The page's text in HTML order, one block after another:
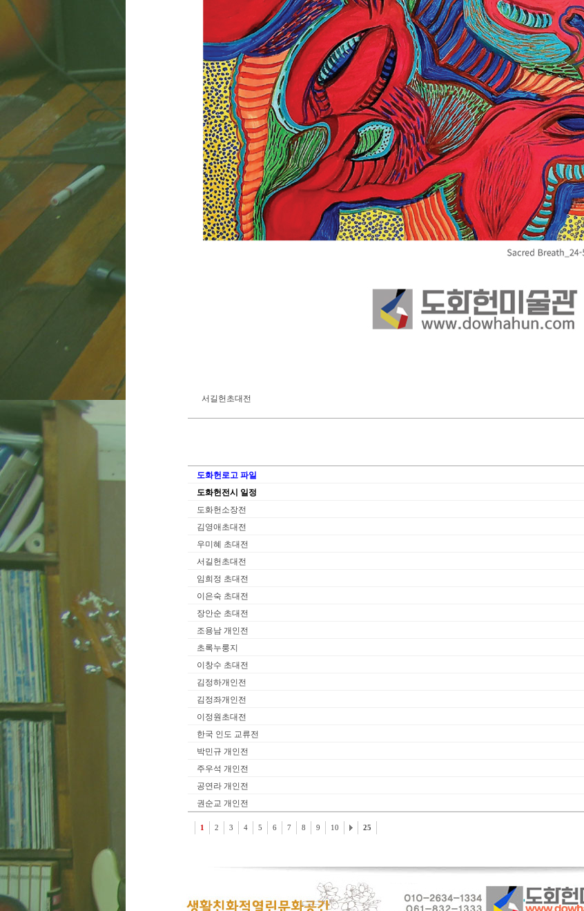
서길헌초대전
도화헌로고 파일
도화헌전시 일정
도화헌소장전
김영애초대전
우미혜 초대전
서길헌초대전
임희정 초대전
이은숙 초대전
장안순 초대전
조용남 개인전
초록누룽지
이창수 초대전
김정하개인전
김정좌개인전
이정원초대전
한국 인도 교류전
박민규 개인전
주우석 개인전
공연라 개인전
권순교 개인전
1 2 3 4 5 6 7 8 9 10 25